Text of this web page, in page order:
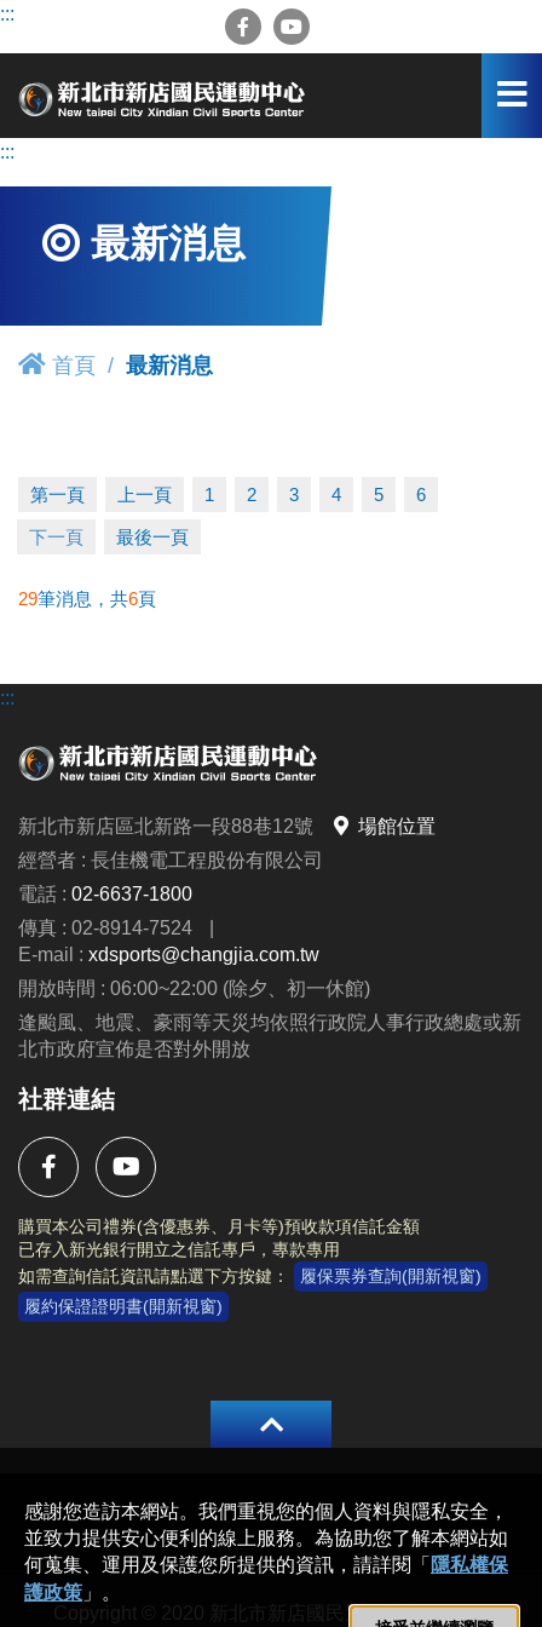
跳
容
:::
:::
最新消息
首頁 最新消息
第一頁 上一頁 1 2 3 4 5 6
下一頁 最後一頁
29筆消息，共6頁
:::
新北市新店區北新路一段88巷12號
場館位置
經營者 : 長佳機電工程股份有限公司
電話 : 02-6637-1800
傳真 : 02-8914-7524
E-mail : xdsports@changjia.com.tw
開放時間 : 06:00~22:00 (除夕、初一休館)
逢颱風、地震、豪雨等天災均依照行政院人事行政總處或新
北市政府宣佈是否對外開放
社群連結
購買本公司禮券(含優惠券、月卡等)預收款項信託金額
已存入新光銀行開立之信託專戶，專款專用
如需查詢信託資訊請點選下方按鍵：
履保票券查詢(開新視窗)
履約保證證明書(開新視窗)
Copyright © 2020 新北市新店國民運動中心 All rights